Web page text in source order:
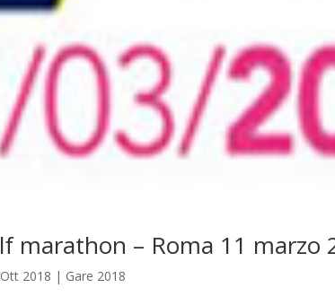
marathon – Roma 11 marzo
2018 | Gare 2018